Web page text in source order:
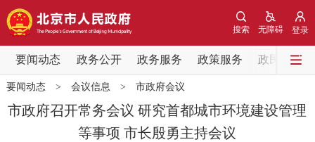
登录
无障碍
搜索
要闻动态 政务公开 政务服务 政策服务 政民互动
要闻动态
党中央精神 国务院信息
会议信息
要闻动态> 会议信息 > 市政府会议
市政府召开常务会议 研究首都城市环境建设管理
等事项 市长殷勇主持会议